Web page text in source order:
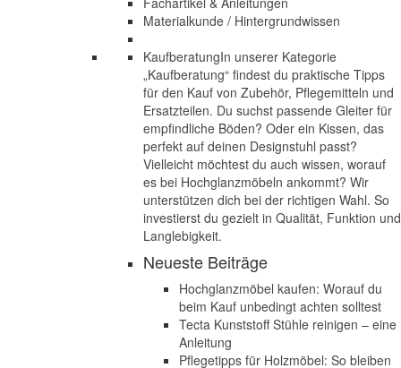
Materialkunde / Hintergrundwissen
KaufberatungIn unserer Kategorie
„Kaufberatung“ findest du praktische Tipps
für den Kauf von Zubehör, Pflegemitteln und
Ersatzteilen. Du suchst passende Gleiter für
empfindliche Böden? Oder ein Kissen, das
perfekt auf deinen Designstuhl passt?
Vielleicht möchtest du auch wissen, worauf
es bei Hochglanzmöbeln ankommt? Wir
unterstützen dich bei der richtigen Wahl. So
investierst du gezielt in Qualität, Funktion und
Langlebigkeit.
Neueste Beiträge
Hochglanzmöbel kaufen: Worauf du
beim Kauf unbedingt achten solltest
Tecta Kunststoff Stühle reinigen – eine
Anleitung
Pflegetipps für Holzmöbel: So bleiben